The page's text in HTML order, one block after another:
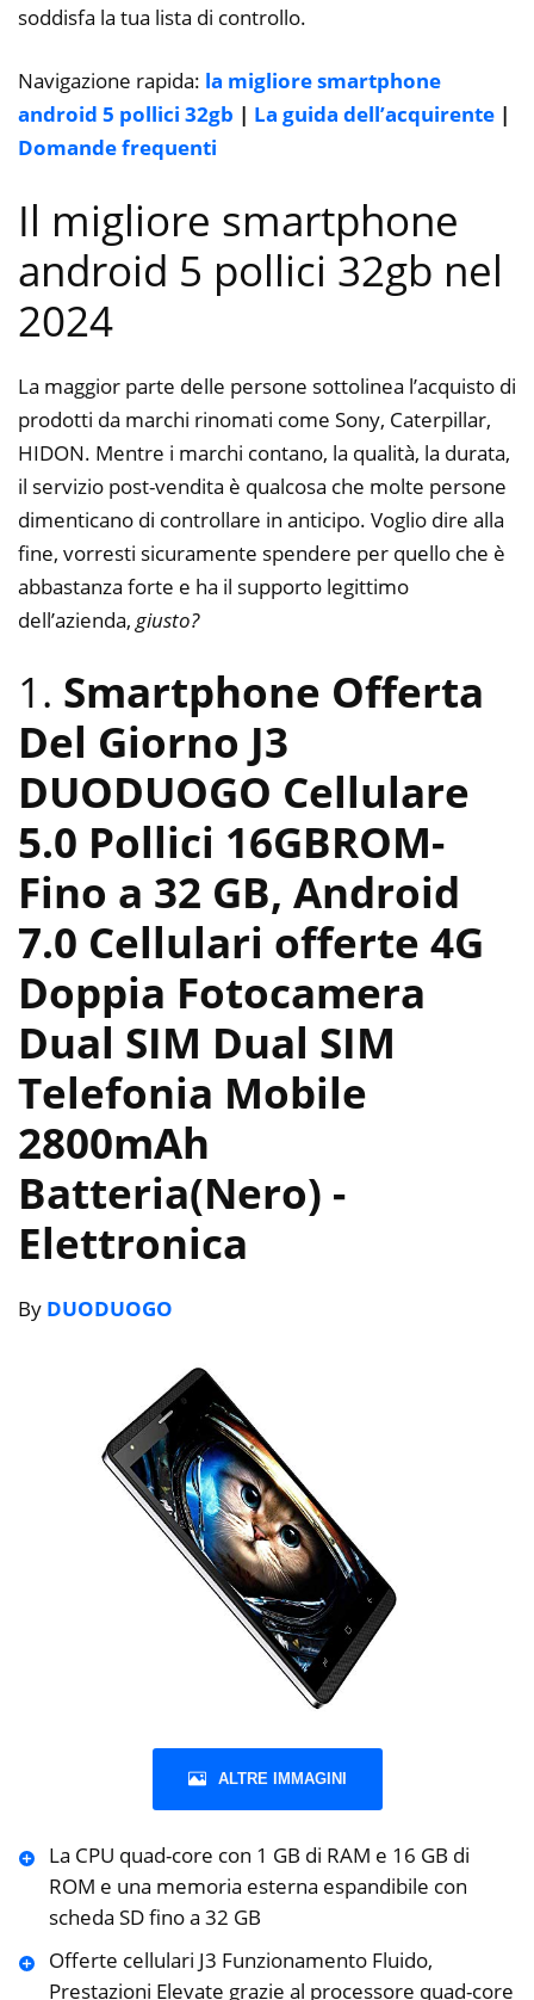
soddisfa la tua lista di controllo.
Navigazione rapida: la migliore smartphone
android 5 pollici 32gb | La guida dell’acquirente |
Domande frequenti
Il migliore smartphone
android 5 pollici 32gb nel
2024
La maggior parte delle persone sottolinea l’acquisto di
prodotti da marchi rinomati come Sony, Caterpillar,
HIDON. Mentre i marchi contano, la qualità, la durata,
il servizio post-vendita è qualcosa che molte persone
dimenticano di controllare in anticipo. Voglio dire alla
fine, vorresti sicuramente spendere per quello che è
abbastanza forte e ha il supporto legittimo
dell’azienda, giusto?
1. Smartphone Offerta
Del Giorno J3
DUODUOGO Cellulare
5.0 Pollici 16GBROM-
Fino a 32 GB, Android
7.0 Cellulari offerte 4G
Doppia Fotocamera
Dual SIM Dual SIM
Telefonia Mobile
2800mAh
Batteria(Nero) -
Elettronica
By DUODUOGO
ALTRE IMMAGINI
La CPU quad-core con 1 GB di RAM e 16 GB di
ROM e una memoria esterna espandibile con
scheda SD fino a 32 GB
️Offerte cellulari J3 Funzionamento Fluido,
Prestazioni Elevate grazie al processore quad-core